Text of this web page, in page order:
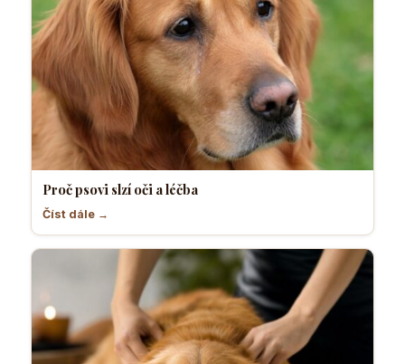
Proč psovi slzí oči a léčba
Číst dále →